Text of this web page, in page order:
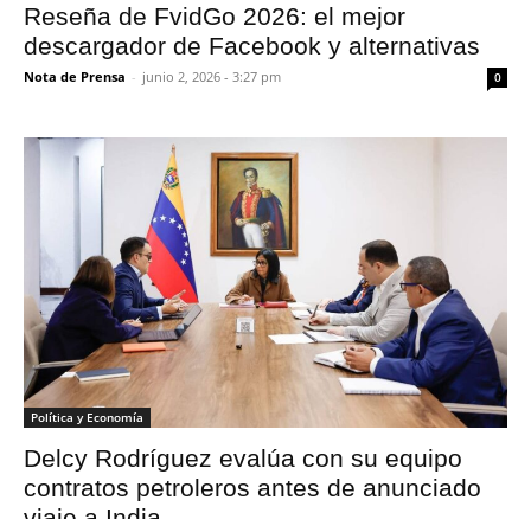
Reseña de FvidGo 2026: el mejor
descargador de Facebook y alternativas
Nota de Prensa - junio 2, 2026 - 3:27 pm 0
Política y Economía
Delcy Rodríguez evalúa con su equipo
contratos petroleros antes de anunciado